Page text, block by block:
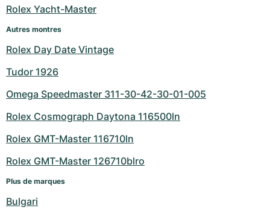
Milgauss
Oyster Perpetual
Yacht-Master
Yacht-Master II
Sky-Dweller
Submariner
Montres pour femmes
Ronde
Rotonde
Crash
Pasha
Baignoire
Ballon Blanc
Professional
Bentley
Transocean
Cockpit
Super Avenger
Galactic
Formula 1
Grand Carrera
Montres d'occasion
Montres pour femmes
Portofino
Portugieser
Da Vinci
Aquatimer
GST
Vintage
Spirit of Big Bang
King Power
Montres d'occasion
Rolex Yacht-Master
Autres montres
Rolex Day Date Vintage
Tudor 1926
Omega Speedmaster 311-30-42-30-01-005
Rolex Cosmograph Daytona 116500ln
Rolex GMT-Master 116710ln
Rolex GMT-Master 126710blro
Plus de marques
Bulgari